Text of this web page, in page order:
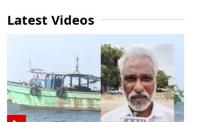
Latest Videos